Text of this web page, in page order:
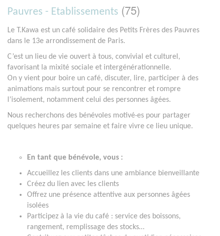
Pauvres - Etablissements (75)
Le T.Kawa est un café solidaire des Petits Frères des Pauvres
dans le 13e arrondissement de Paris.
C’est un lieu de vie ouvert à tous, convivial et culturel,
favorisant la mixité sociale et intergénérationnelle.
On y vient pour boire un café, discuter, lire, participer à des
animations mais surtout pour se rencontrer et rompre
l’isolement, notamment celui des personnes âgées.
Nous recherchons des bénévoles motivé·es pour partager
quelques heures par semaine et faire vivre ce lieu unique.
En tant que bénévole, vous :
Accueillez les clients dans une ambiance bienveillante
Créez du lien avec les clients
Offrez une présence attentive aux personnes âgées
isolées
Participez à la vie du café : service des boissons,
rangement, remplissage des stocks…